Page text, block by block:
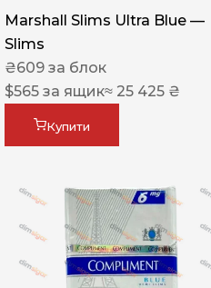
Marshall Slims Ultra Blue —
Slims
₴609 за блок
$565 за ящик≈ 25 425 ₴
Купити